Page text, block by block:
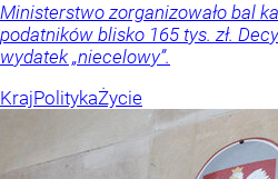
Ministerstwo zorganizowało bal
podatników blisko 165 tys. zł.
wydatek „niecelowy”.
KrajPolitykaŻycie